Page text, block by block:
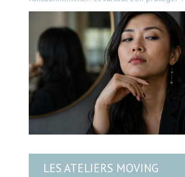
LES ATELIERS MOVING